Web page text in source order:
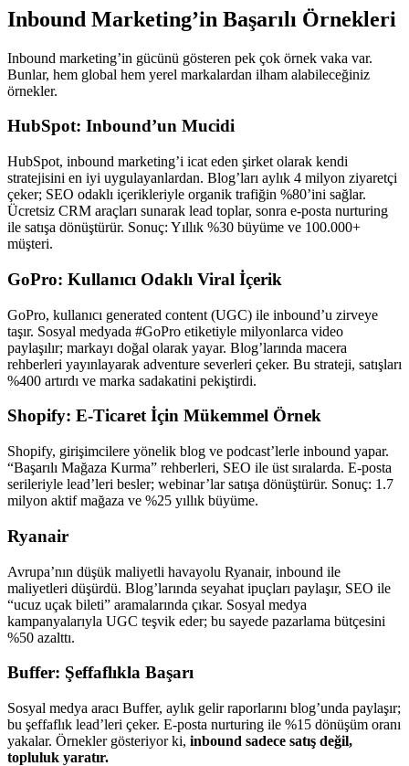
Inbound Marketing’in Başarılı Örnekleri
Inbound marketing’in gücünü gösteren pek çok örnek vaka var.
Bunlar, hem global hem yerel markalardan ilham alabileceğiniz
örnekler.
HubSpot: Inbound’un Mucidi
HubSpot, inbound marketing’i icat eden şirket olarak kendi
stratejisini en iyi uygulayanlardan. Blog’ları aylık 4 milyon ziyaretçi
çeker; SEO odaklı içerikleriyle organik trafiğin %80’ini sağlar.
Ücretsiz CRM araçları sunarak lead toplar, sonra e-posta nurturing
ile satışa dönüştürür. Sonuç: Yıllık %30 büyüme ve 100.000+
müşteri.
GoPro: Kullanıcı Odaklı Viral İçerik
GoPro, kullanıcı generated content (UGC) ile inbound’u zirveye
taşır. Sosyal medyada #GoPro etiketiyle milyonlarca video
paylaşılır; markayı doğal olarak yayar. Blog’larında macera
rehberleri yayınlayarak adventure severleri çeker. Bu strateji, satışları
%400 artırdı ve marka sadakatini pekiştirdi.
Shopify: E-Ticaret İçin Mükemmel Örnek
Shopify, girişimcilere yönelik blog ve podcast’lerle inbound yapar.
“Başarılı Mağaza Kurma” rehberleri, SEO ile üst sıralarda. E-posta
serileriyle lead’leri besler; webinar’lar satışa dönüştürür. Sonuç: 1.7
milyon aktif mağaza ve %25 yıllık büyüme.
Ryanair
Avrupa’nın düşük maliyetli havayolu Ryanair, inbound ile
maliyetleri düşürdü. Blog’larında seyahat ipuçları paylaşır, SEO ile
“ucuz uçak bileti” aramalarında çıkar. Sosyal medya
kampanyalarıyla UGC teşvik eder; bu sayede pazarlama bütçesini
%50 azalttı.
Buffer: Şeffaflıkla Başarı
Sosyal medya aracı Buffer, aylık gelir raporlarını blog’unda paylaşır;
bu şeffaflık lead’leri çeker. E-posta nurturing ile %15 dönüşüm oranı
yakalar. Örnekler gösteriyor ki, inbound sadece satış değil,
topluluk yaratır.